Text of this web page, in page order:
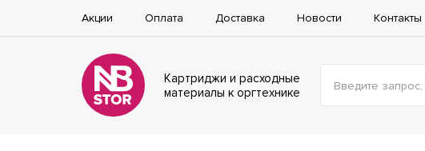
Акции Оплата Доставка Новости Контакты
Картриджи и расходные
материалы к оргтехнике
Введите